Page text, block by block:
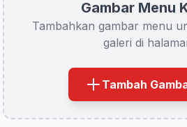
Gambar Menu
Tambahkan gambar menu
galeri di
Tambah